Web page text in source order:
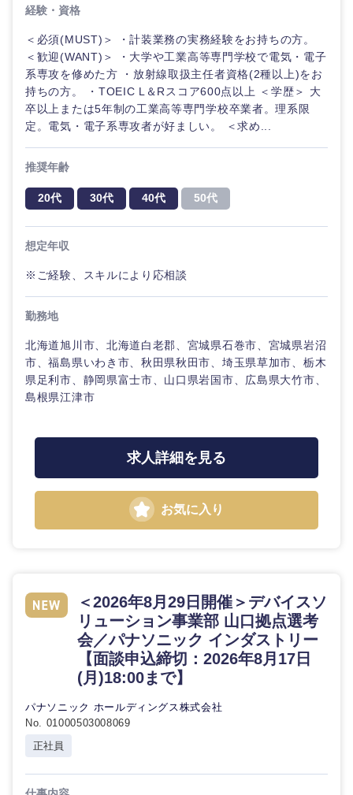
メディカ
不動産専
門職
建設・施
人材・アウトソーシング
サービス
その他
関東地方
茨城県 栃木県
千葉県 東京都
神奈川県
経験・資格
＜必須(MUST)＞ ・計装業務の実務経験をお持ちの方。
＜歓迎(WANT)＞ ・大学や工業高等専門学校で電気・電子
系専攻を修めた方 ・放射線取扱主任者資格(2種以上)をお
持ちの方。 ・TOEIC L＆Rスコア600点以上 ＜学歴＞ 大
卒以上または5年制の工業高等専門学校卒業者。理系限
定。電気・電子系専攻者が好ましい。 ＜求め...
推奨年齢
20代 30代 40代 50代
想定年収
※ご経験、スキルにより応相談
勤務地
北海道旭川市、北海道白老郡、宮城県石巻市、宮城県岩沼
市、福島県いわき市、秋田県秋田市、埼玉県草加市、栃木
県足利市、静岡県富士市、山口県岩国市、広島県大竹市、
島根県江津市
求人詳細を見る
お気に入り
＜2026年8月29日開催＞デバイスソ
リューション事業部 山口拠点選考
会／パナソニック インダストリー
【面談申込締切：2026年8月17日
(月)18:00まで】
パナソニック ホールディングス株式会社
No. 01000503008069
正社員